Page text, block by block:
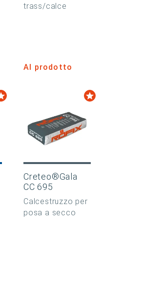
trass/calce
Al prodotto
Creteo®Gala
CC 695
Calcestruzzo per
posa a secco